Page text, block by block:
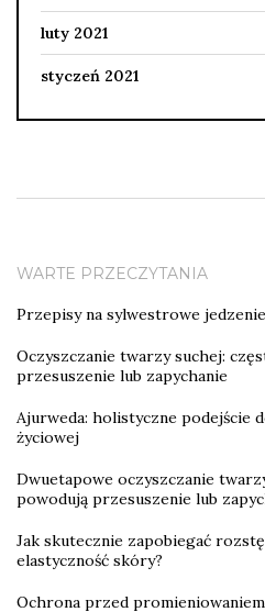
luty 2021
styczeń 2021
WARTE PRZECZYTANIA
Przepisy na sylwestrowe
Oczyszczanie twarzy suchej:
przesuszenie lub zapychanie
Ajurweda: holistyczne podejście
życiowej
Dwuetapowe oczyszczanie
powodują przesuszenie lub
Jak skutecznie zapobiegać
elastyczność skóry?
Ochrona przed